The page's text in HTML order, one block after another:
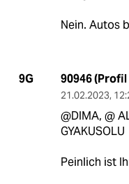
Nein. Autos
9G 90946
21.02.2023,
@DIMA, @
GYAKUSOLU
Peinlich ist